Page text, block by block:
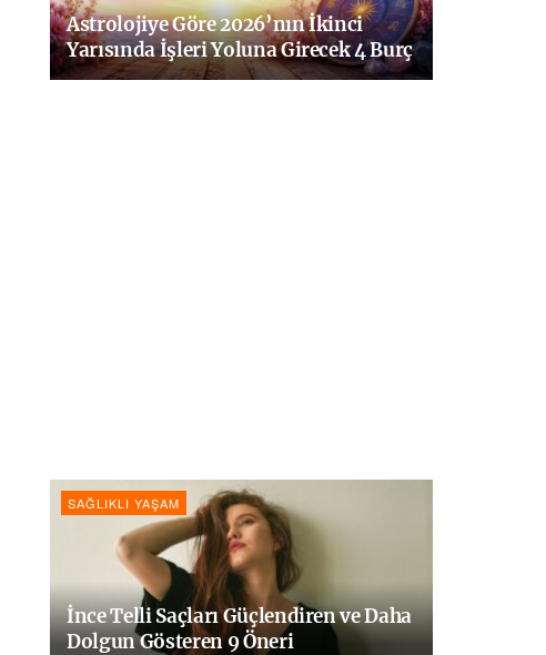
Astrolojiye Göre 2026’nın İkinci
Yarısında İşleri Yoluna Girecek 4 Burç
SAĞLIKLI YAŞAM
İnce Telli Saçları Güçlendiren ve Daha
Dolgun Gösteren 9 Öneri